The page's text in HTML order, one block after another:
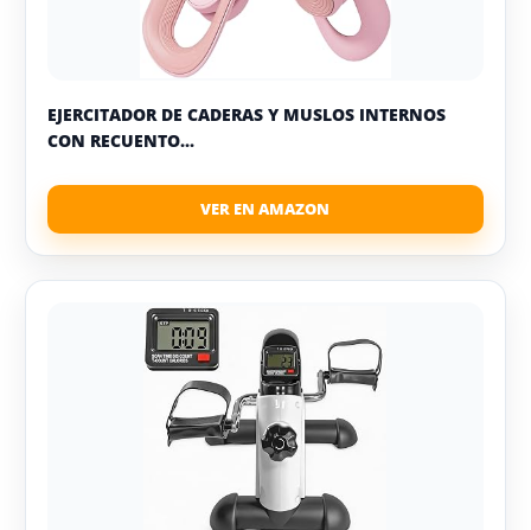
EJERCITADOR DE CADERAS Y MUSLOS INTERNOS
CON RECUENTO...